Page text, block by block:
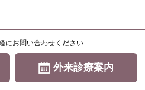
にお問い合わせください
外来診療案内